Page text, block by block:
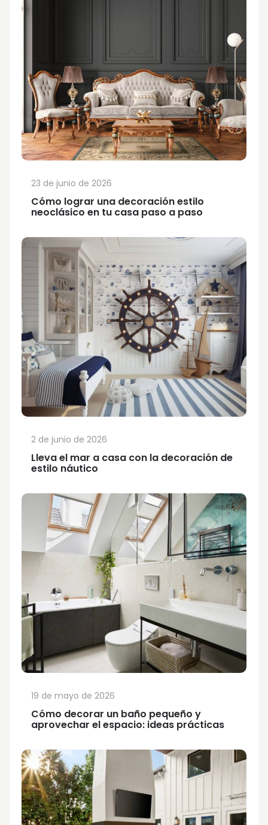
Cómo lograr una decoración estilo
neoclásico en tu casa paso a paso
23 de junio de 2026
Lleva el mar a casa con la decoración de
estilo náutico
2 de junio de 2026
Cómo decorar un baño pequeño y
aprovechar el espacio: ideas prácticas
19 de mayo de 2026